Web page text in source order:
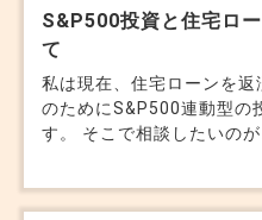
進めるにあたっては、
す。
つなぎ融資の総額（利息
期間（いつからいつま
S&P500投資と住宅ロ
て
私は現在、住宅ローンを
のためにS&P500連動型の
す。 そこで相談したいのが、住宅ローン返済を優先す
アドバイスをいただきたいです。 悩んで
です。 ①S&P500投資のリスクとリターン トランプ大